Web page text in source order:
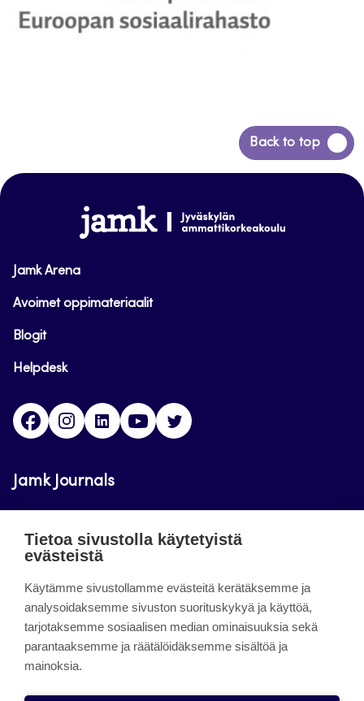
Back to top
Siirry
takaisin
www.jamk.fi
Jamk Arena
Avoimet oppimateriaalit
Blogit
Helpdesk
FacebookInstagram
LinkedInYoutube
Jamk Journals
luettavissa. Verkkolehtien tarkoituksena on tukea
innovaatiotoimintaa.
About the site
Jamkin verkkolehdet
Tietoa sivustolla käytetyistä
evästeistä
Käytämme sivustollamme evästeitä kerätäksemme ja
analysoidaksemme sivuston suorituskykyä ja käyttöä,
tarjotaksemme sosiaalisen median ominaisuuksia sekä
parantaaksemme ja räätälöidäksemme sisältöä ja
mainoksia.